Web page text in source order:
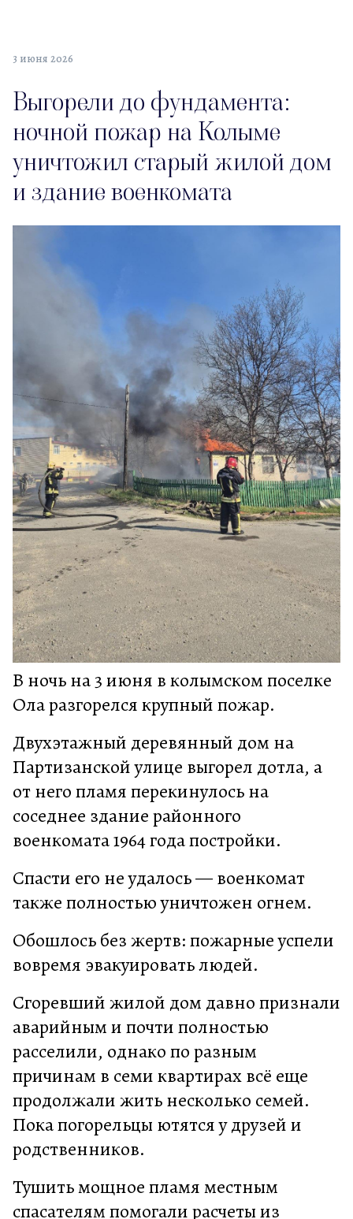
3 июня 2026
Выгорели до фундамента:
ночной пожар на Колыме
уничтожил старый жилой дом
и здание военкомата
В ночь на 3 июня в колымском поселке
Ола разгорелся крупный пожар.
Двухэтажный деревянный дом на
Партизанской улице выгорел дотла, а
от него пламя перекинулось на
соседнее здание районного
военкомата 1964 года постройки.
Спасти его не удалось — военкомат
также полностью уничтожен огнем.
Обошлось без жертв: пожарные успели
вовремя эвакуировать людей.
Сгоревший жилой дом давно признали
аварийным и почти полностью
расселили, однако по разным
причинам в семи квартирах всё еще
продолжали жить несколько семей.
Пока погорельцы ютятся у друзей и
родственников.
Тушить мощное пламя местным
спасателям помогали расчеты из